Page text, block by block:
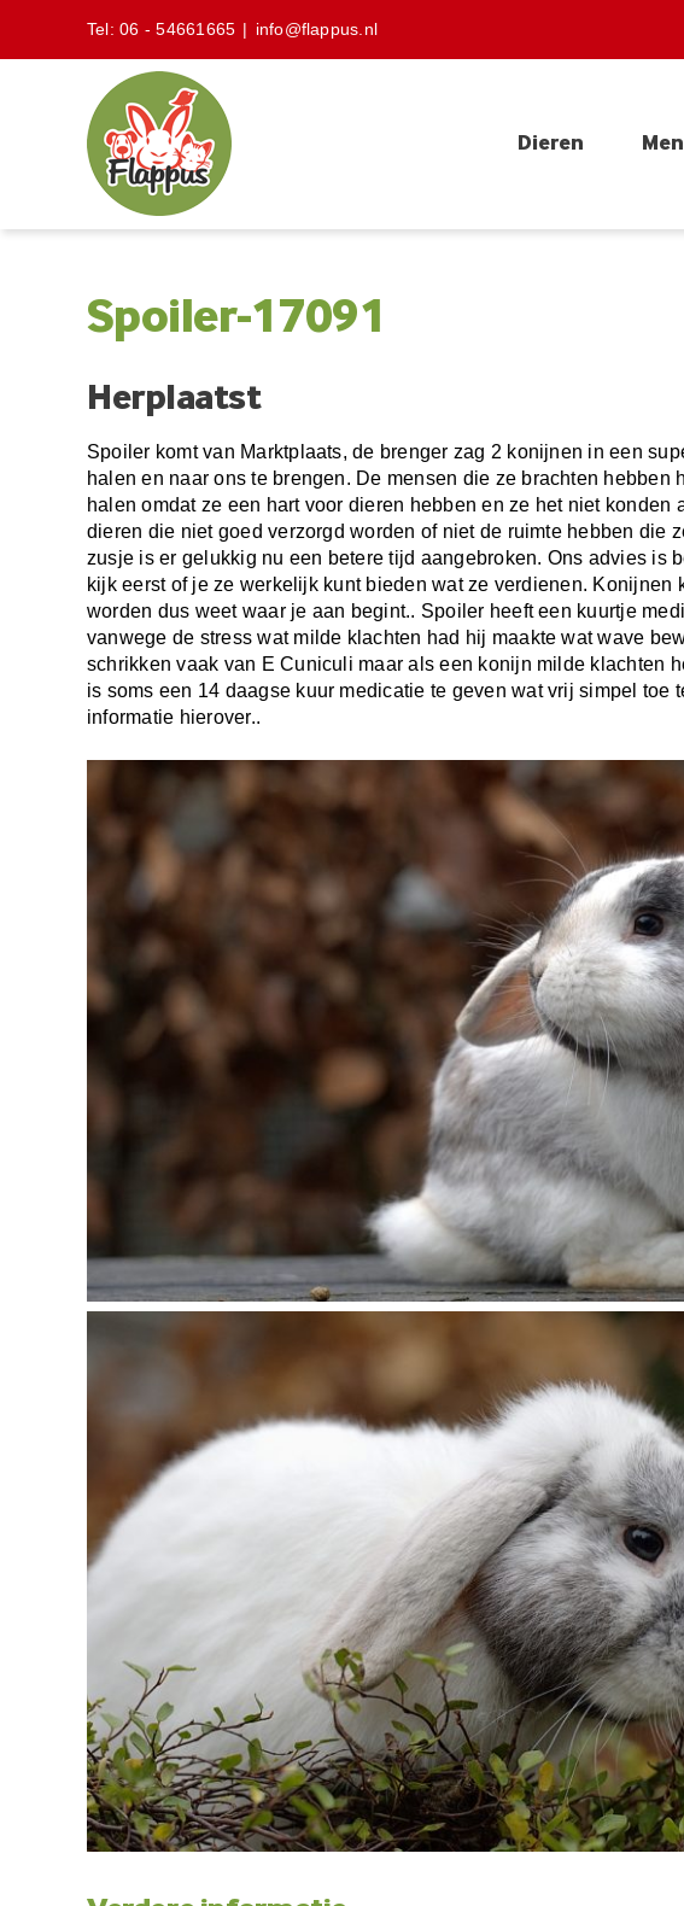
content
Tel:06 - 54661665 | info@flappus.nl
Dieren
Spoiler-17091
Herplaatst
Spoiler komt van Marktplaats, de brenger zag 2 konijnen in een
halen en naar ons te brengen. De mensen die ze brachten hebben
halen omdat ze een hart voor dieren hebben en ze het niet konden
dieren die niet goed verzorgd worden of niet de ruimte hebben die
zusje is er gelukkig nu een betere tijd aangebroken. Ons advies is
kijk eerst of je ze werkelijk kunt bieden wat ze verdienen. Konijnen
worden dus weet waar je aan begint.. Spoiler heeft een kuurtje
vanwege de stress wat milde klachten had hij maakte wat wave
schrikken vaak van E Cuniculi maar als een konijn milde klachten
is soms een 14 daagse kuur medicatie te geven wat vrij simpel toe
informatie hierover..